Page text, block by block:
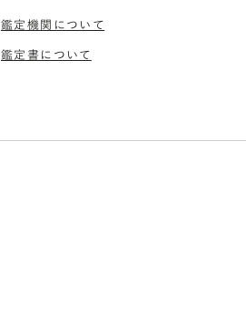
鑑定機関について
鑑定書について